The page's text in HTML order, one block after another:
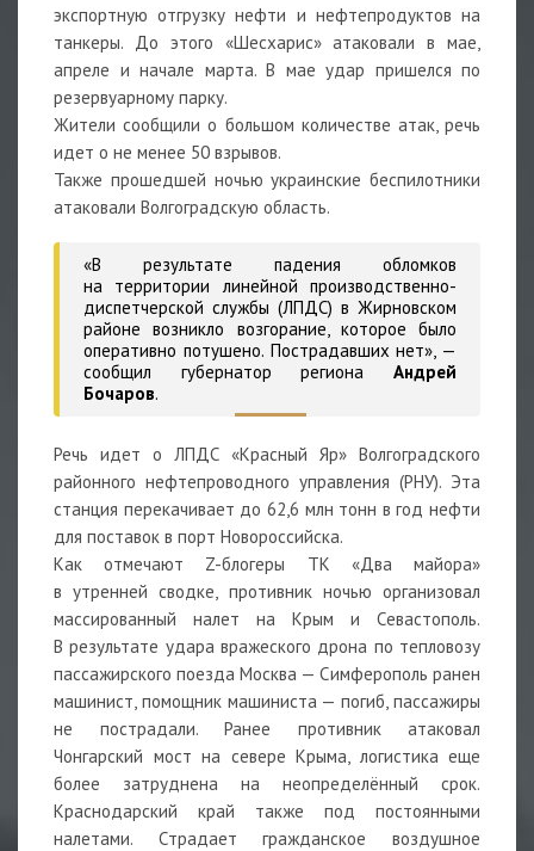
экспортную отгрузку нефти и нефтепродуктов на
танкеры. До этого «Шесхарис» атаковали в мае,
апреле и начале марта. В мае удар пришелся по
резервуарному парку.
Жители сообщили о большом количестве атак, речь
идет о не менее 50 взрывов.
Также прошедшей ночью украинские беспилотники
атаковали Волгоградскую область.
«В результате падения обломков
на территории линейной производственно-
диспетчерской службы (ЛПДС) в Жирновском
районе возникло возгорание, которое было
оперативно потушено. Пострадавших нет», —
сообщил губернатор региона
Андрей
Бочаров.
Речь идет о ЛПДС «Красный Яр» Волгоградского
районного нефтепроводного управления (РНУ). Эта
станция перекачивает до 62,6 млн тонн в год нефти
для поставок в порт Новороссийска.
Как отмечают Z-блогеры ТК «Два майора»
в утренней сводке, противник ночью организовал
массированный налет на Крым и Севастополь.
В результате удара вражеского дрона по тепловозу
пассажирского поезда Москва — Симферополь ранен
машинист, помощник машиниста — погиб, пассажиры
не пострадали. Ранее противник атаковал
Чонгарский мост на севере Крыма, логистика еще
более затруднена на неопределённый срок.
Краснодарский край также под постоянными
налетами. Страдает гражданское воздушное